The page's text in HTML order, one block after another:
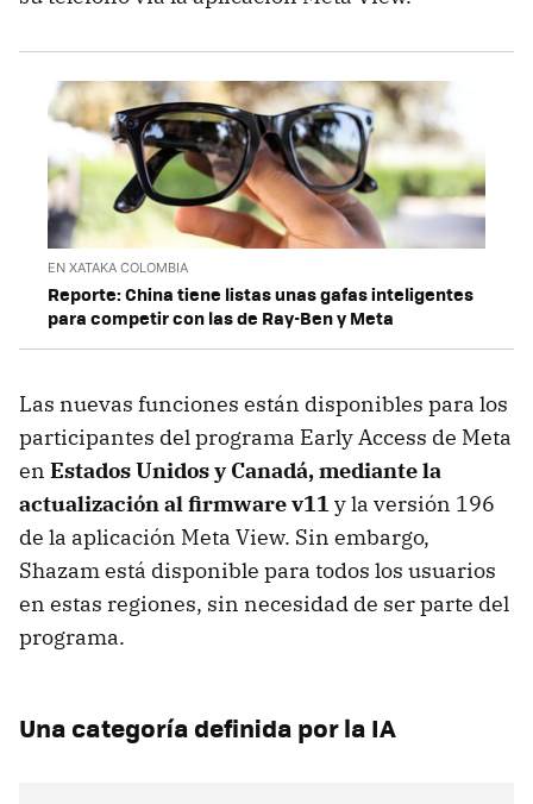
EN XATAKA COLOMBIA
Reporte: China tiene listas unas gafas inteligentes
para competir con las de Ray-Ben y Meta
Las nuevas funciones están disponibles para los
participantes del programa Early Access de Meta
en Estados Unidos y Canadá, mediante la
actualización al firmware v11 y la versión 196
de la aplicación Meta View. Sin embargo,
Shazam está disponible para todos los usuarios
en estas regiones, sin necesidad de ser parte del
programa.
Una categoría definida por la IA